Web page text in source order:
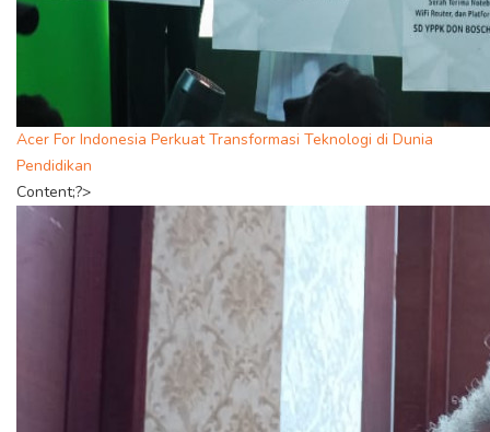
Acer For Indonesia Perkuat Transformasi Teknologi di Dunia
Pendidikan
Content;?>